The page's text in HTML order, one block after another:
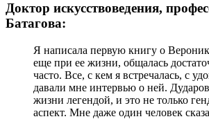
Доктор искусствоведения,
Батагова:
Я написала первую книгу о
еще при ее жизни, общалась
часто. Все, с кем я встречалась, с
давали мне интервью о ней.
жизни легендой, и это не только
аспект. Мне даже один человек